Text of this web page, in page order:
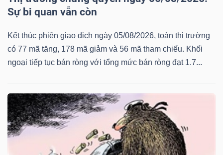
Sự bi quan vẫn còn
Kết thúc phiên giao dịch ngày 05/08/2026, toàn thị trường
có 77 mã tăng, 178 mã giảm và 56 mã tham chiếu. Khối
ngoại tiếp tục bán ròng với tổng mức bán ròng đạt 1.7...